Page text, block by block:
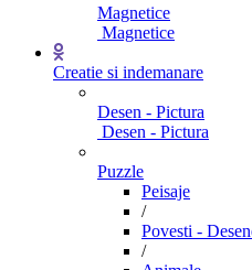
Magnetice
Magnetice
Creatie si indemanare
Desen - Pictura
Desen - Pictura
Puzzle
Peisaje
/
Povesti -
/